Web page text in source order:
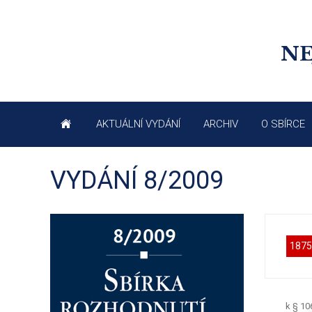
AKTUÁLNÍ VYDÁNÍ ARCHIV O SBÍRCE
VYDÁNÍ 8/2009
k §